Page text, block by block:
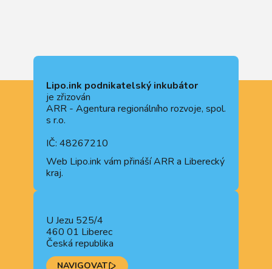
Lipo.ink podnikatelský inkubátor
je zřizován
ARR - Agentura regionálního rozvoje, spol.
s r.o.
IČ: 48267210
Web Lipo.ink vám přináší ARR a Liberecký
kraj.
U Jezu 525/4
460 01 Liberec
Česká republika
NAVIGOVAT